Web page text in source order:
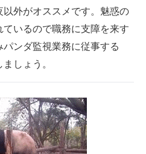
外がオススメです。魅惑の
いるので職務に支障を来す
ンダ監視業務に従事する
しょう。